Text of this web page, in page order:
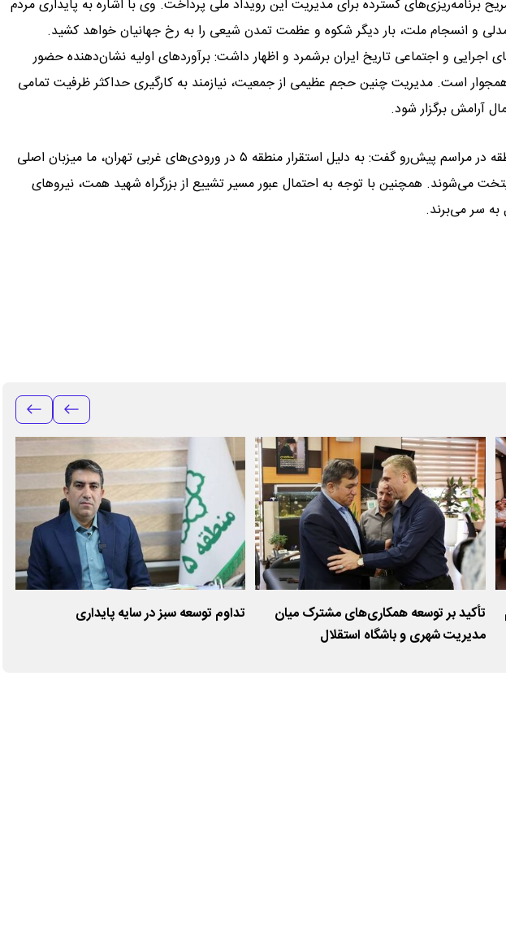
برنامه‌ریزی‌های گسترده برای مدیریت این رویداد ملی پرداخت. وی با اشاره به پایداری مردم
و انسجام ملت، بار دیگر شکوه و عظمت تمدن شیعی را به رخ جهانیان خواهد کشید.
اجرایی و اجتماعی تاریخ ایران برشمرد و اظهار داشت: برآوردهای اولیه نشان‌دهنده حضور
همجوار است. مدیریت چنین حجم عظیمی از جمعیت، نیازمند به کارگیری حداکثر ظرفیت تمامی
آرامش برگزار شود.
شهردار منطقه ۵ با تبیین نقش کلیدی این منطقه در مراسم پیش‌رو گفت: به دلیل استقرار منطقه ۵ در ورودی‌های غربی تهران، ما میزبان اصلی
می‌شوند. همچنین با توجه به احتمال عبور مسیر تشییع از بزرگراه شهید همت، نیروهای
به سر می‌برند.
تأکید بر توسعه همکاری‌های مشترک میان
مدیریت شهری و باشگاه استقلال
تداوم توسعه سبز در سایه پایداری